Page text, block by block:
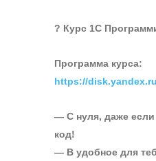
? Курс 1С
Программа курса:
https://
— С нуля, даже если
код!
— В удобное для